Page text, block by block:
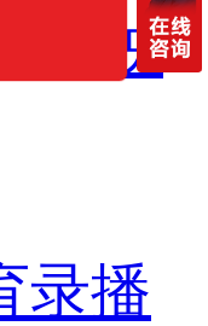
放映
录播